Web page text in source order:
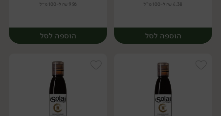
4.38 ₪ ל-100 מ"ל
הוספה לסל
9.96 ₪ ל-100 מ״ל
הוספה לסל